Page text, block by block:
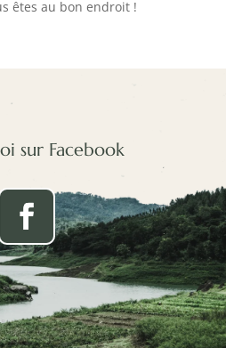
êtes au bon endroit !
sur Facebook